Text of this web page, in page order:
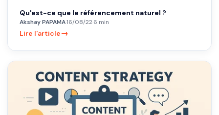
Qu'est-ce que le référencement naturel ?
Akshay PAPAMA·16/08/22·6 min
Lire l'article→